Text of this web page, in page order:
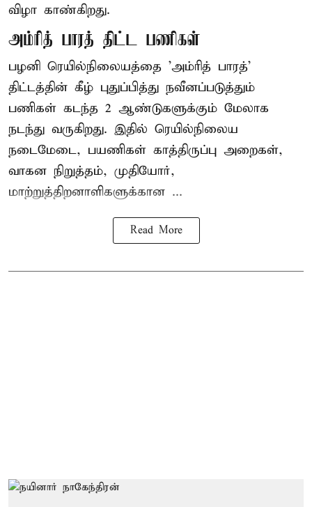
விழா காண்கிறது.
அம்ரித் பாரத் திட்ட பணிகள்
பழனி ரெயில்நிலையத்தை 'அம்ரித் பாரத்'
திட்டத்தின் கீழ் புதுப்பித்து நவீனப்படுத்தும்
பணிகள் கடந்த 2 ஆண்டுகளுக்கும் மேலாக
நடந்து வருகிறது. இதில் ரெயில்நிலைய
நடைமேடை, பயணிகள் காத்திருப்பு அறைகள்,
வாகன நிறுத்தம், முதியோர்,
மாற்றுத்திறனாளிகளுக்கான ...
Read More